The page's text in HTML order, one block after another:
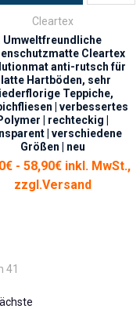
Cleartex
Umweltfreundliche
Cleartex
anti-rutsch für
Hartböden, sehr
Teppiche,
| verbessertes
| rechteckig |
| verschiedene
Größen | neu
- 58,90€ inkl. MwSt.,
zzgl.Versand
41